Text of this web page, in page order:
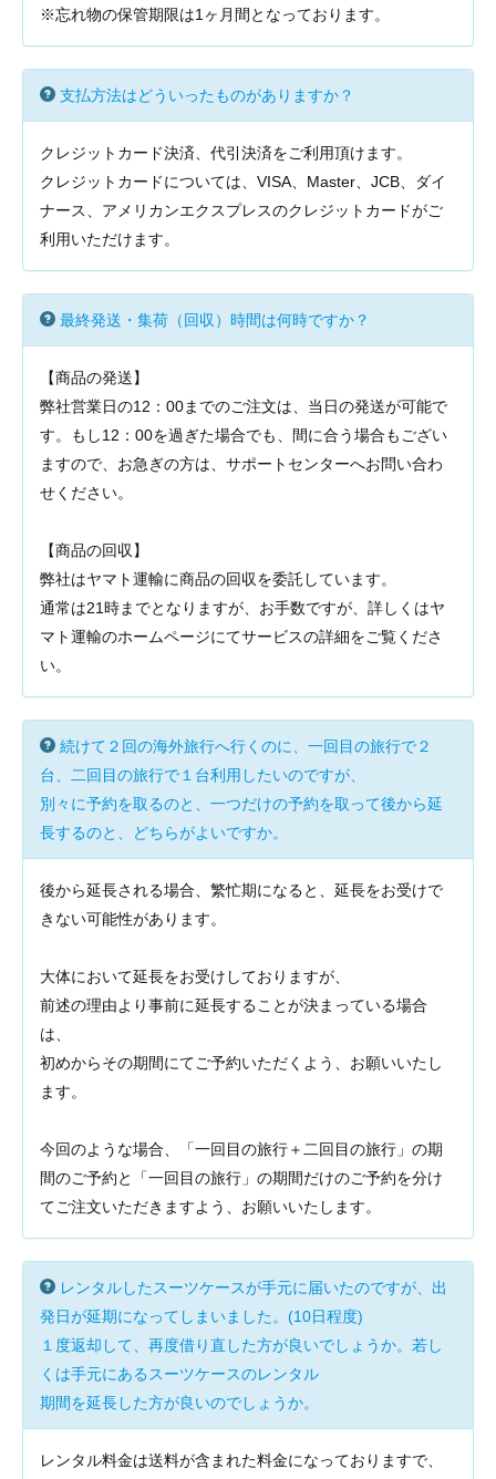
※忘れ物の保管期限は1ヶ月間となっております。
支払方法はどういったものがありますか？
クレジットカード決済、代引決済をご利用頂けます。
クレジットカードについては、VISA、Master、JCB、ダイ
ナース、アメリカンエクスプレスのクレジットカードがご
利用いただけます。
最終発送・集荷（回収）時間は何時ですか？
【商品の発送】
弊社営業日の12：00までのご注文は、当日の発送が可能で
す。もし12：00を過ぎた場合でも、間に合う場合もござい
ますので、お急ぎの方は、サポートセンターへお問い合わ
せください。
【商品の回収】
弊社はヤマト運輸に商品の回収を委託しています。
通常は21時までとなりますが、お手数ですが、詳しくはヤ
マト運輸のホームページにてサービスの詳細をご覧くださ
い。
続けて２回の海外旅行へ行くのに、一回目の旅行で２
台、二回目の旅行で１台利用したいのですが、
別々に予約を取るのと、一つだけの予約を取って後から延
長するのと、どちらがよいですか。
後から延長される場合、繁忙期になると、延長をお受けで
きない可能性があります。
大体において延長をお受けしておりますが、
前述の理由より事前に延長することが決まっている場合
は、
初めからその期間にてご予約いただくよう、お願いいたし
ます。
今回のような場合、「一回目の旅行＋二回目の旅行」の期
間のご予約と「一回目の旅行」の期間だけのご予約を分け
てご注文いただきますよう、お願いいたします。
レンタルしたスーツケースが手元に届いたのですが、出
発日が延期になってしまいました。(10日程度)
１度返却して、再度借り直した方が良いでしょうか。若し
くは手元にあるスーツケースのレンタル
期間を延長した方が良いのでしょうか。
レンタル料金は送料が含まれた料金になっておりますで、